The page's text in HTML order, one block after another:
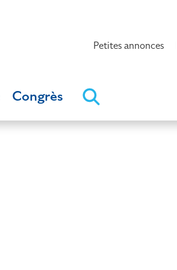
Petites annonces
Congrès